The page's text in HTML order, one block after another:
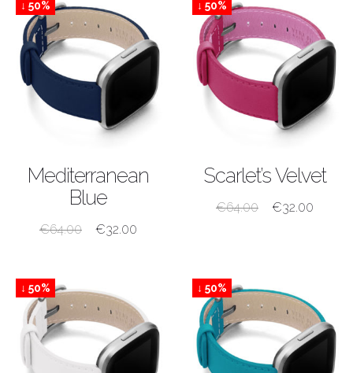
↓ 50%
Mediterranean
Blue
€64.00 €32.00
↓ 50%
Scarlet’s Velvet
€64.00 €32.00
↓ 50% ↓ 50%